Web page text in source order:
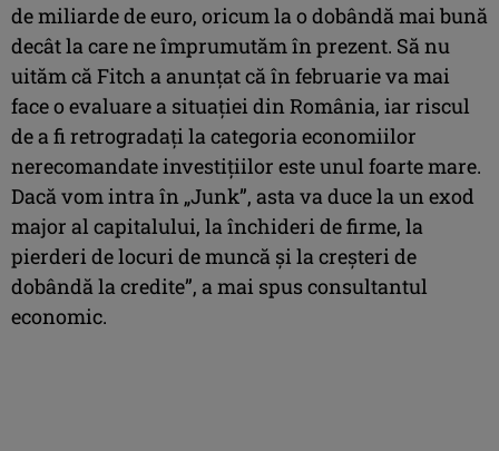
de miliarde de euro, oricum la o dobândă mai bună
decât la care ne împrumutăm în prezent. Să nu
uităm că Fitch a anunţat că în februarie va mai
face o evaluare a situaţiei din România, iar riscul
de a fi retrogradaţi la categoria economiilor
nerecomandate investiţiilor este unul foarte mare.
Dacă vom intra în „Junk”, asta va duce la un exod
major al capitalului, la închideri de firme, la
pierderi de locuri de muncă şi la creşteri de
dobândă la credite”, a mai spus consultantul
economic.